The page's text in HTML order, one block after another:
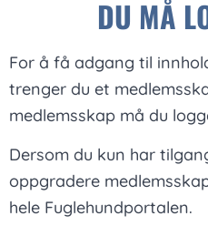
DU MÅ
For å få adgang til
trenger du et
medlemsskap må du
Dersom du kun har
oppgradere
hele Fuglehundportalen.